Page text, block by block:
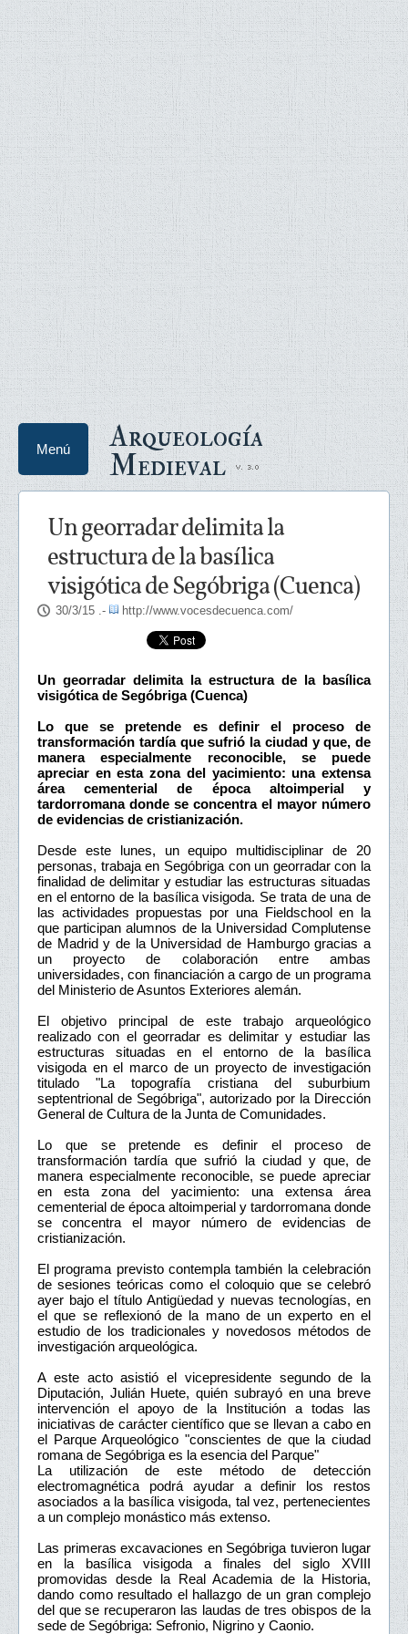
Arqueología
Medieval
Menú
Un georradar delimita la
estructura de la basílica
visigótica de Segóbriga (Cuenca)
30/3/15 .- http://www.vocesdecuenca.com/
Un georradar delimita la estructura de la basílica
visigótica de Segóbriga (Cuenca)
Lo que se pretende es definir el proceso de
transformación tardía que sufrió la ciudad y que, de
manera especialmente reconocible, se puede
apreciar en esta zona del yacimiento: una extensa
área cementerial de época altoimperial y
tardorromana donde se concentra el mayor número
de evidencias de cristianización.
Desde este lunes, un equipo multidisciplinar de 20
personas, trabaja en Segóbriga con un georradar con la
finalidad de delimitar y estudiar las estructuras situadas
en el entorno de la basílica visigoda. Se trata de una de
las actividades propuestas por una Fieldschool en la
que participan alumnos de la Universidad Complutense
de Madrid y de la Universidad de Hamburgo gracias a
un proyecto de colaboración entre ambas
universidades, con financiación a cargo de un programa
del Ministerio de Asuntos Exteriores alemán.
El objetivo principal de este trabajo arqueológico
realizado con el georradar es delimitar y estudiar las
estructuras situadas en el entorno de la basílica
visigoda en el marco de un proyecto de investigación
titulado "La topografía cristiana del suburbium
septentrional de Segóbriga", autorizado por la Dirección
General de Cultura de la Junta de Comunidades.
Lo que se pretende es definir el proceso de
transformación tardía que sufrió la ciudad y que, de
manera especialmente reconocible, se puede apreciar
en esta zona del yacimiento: una extensa área
cementerial de época altoimperial y tardorromana donde
se concentra el mayor número de evidencias de
cristianización.
El programa previsto contempla también la celebración
de sesiones teóricas como el coloquio que se celebró
ayer bajo el título Antigüedad y nuevas tecnologías, en
el que se reflexionó de la mano de un experto en el
estudio de los tradicionales y novedosos métodos de
investigación arqueológica.
A este acto asistió el vicepresidente segundo de la
Diputación, Julián Huete, quién subrayó en una breve
intervención el apoyo de la Institución a todas las
iniciativas de carácter científico que se llevan a cabo en
el Parque Arqueológico "conscientes de que la ciudad
romana de Segóbriga es la esencia del Parque"
La utilización de este método de detección
electromagnética podrá ayudar a definir los restos
asociados a la basílica visigoda, tal vez, pertenecientes
a un complejo monástico más extenso.
Las primeras excavaciones en Segóbriga tuvieron lugar
en la basílica visigoda a finales del siglo XVIII
promovidas desde la Real Academia de la Historia,
dando como resultado el hallazgo de un gran complejo
del que se recuperaron las laudas de tres obispos de la
sede de Segóbriga: Sefronio, Nigrino y Caonio.